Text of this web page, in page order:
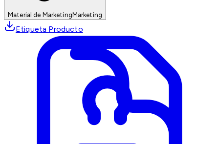
Material de MarketingMarketing
Etiqueta Producto